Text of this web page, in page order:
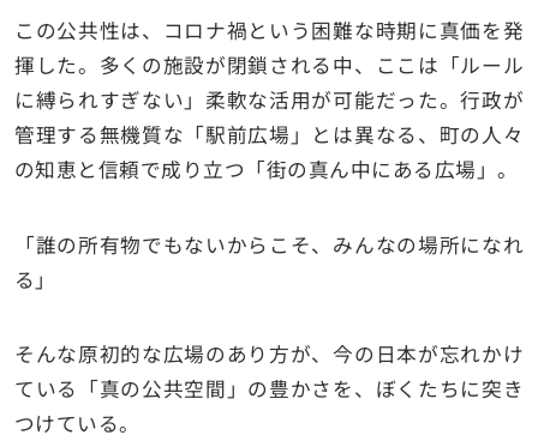
この公共性は、コロナ禍という困難な時期に真価を発
揮した。多くの施設が閉鎖される中、ここは「ルール
に縛られすぎない」柔軟な活用が可能だった。行政が
管理する無機質な「駅前広場」とは異なる、町の人々
の知恵と信頼で成り立つ「街の真ん中にある広場」。
「誰の所有物でもないからこそ、みんなの場所になれ
る」
そんな原初的な広場のあり方が、今の日本が忘れかけ
ている「真の公共空間」の豊かさを、ぼくたちに突き
つけている。